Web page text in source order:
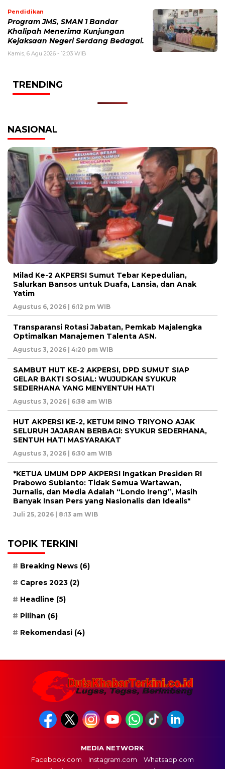
Pendidikan
Program JMS, SMAN 1 Bandar
Khalipah Menerima Kunjungan
Kejaksaan Negeri Serdang Bedagai.
Kamis, 6 Agu 2026 - 12:03 WIB
TRENDING
NASIONAL
Milad Ke-2 AKPERSI Sumut Tebar Kepedulian,
Salurkan Bansos untuk Duafa, Lansia, dan Anak
Yatim
Agustus 6, 2026 | 6:12 pm WIB
Transparansi Rotasi Jabatan, Pemkab Majalengka
Optimalkan Manajemen Talenta ASN.
Agustus 3, 2026 | 4:20 pm WIB
SAMBUT HUT KE-2 AKPERSI, DPD SUMUT SIAP
GELAR BAKTI SOSIAL: WUJUDKAN SYUKUR
SEDERHANA YANG MENYENTUH HATI
Agustus 3, 2026 | 6:38 am WIB
HUT AKPERSI KE-2, KETUM RINO TRIYONO AJAK
SELURUH JAJARAN BERBAGI: SYUKUR SEDERHANA,
SENTUH HATI MASYARAKAT
Agustus 3, 2026 | 6:30 am WIB
*KETUA UMUM DPP AKPERSI Ingatkan Presiden RI
Prabowo Subianto: Tidak Semua Wartawan,
Jurnalis, dan Media Adalah “Londo Ireng”, Masih
Banyak Insan Pers yang Nasionalis dan Idealis*
Juli 25, 2026 | 8:13 am WIB
TOPIK TERKINI
Breaking News (6)
Capres 2023 (2)
Headline (5)
Pilihan (6)
Rekomendasi (4)
MEDIA NETWORK
Facebook.com
Instagram.com
Whatsapp.com